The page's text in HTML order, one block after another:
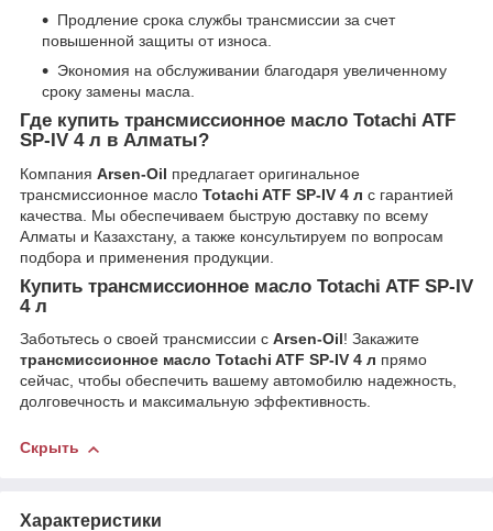
Продление срока службы трансмиссии за счет
повышенной защиты от износа.
Экономия на обслуживании благодаря увеличенному
сроку замены масла.
Где купить трансмиссионное масло Totachi ATF
SP-IV 4 л в Алматы?
Компания Arsen-Oil предлагает оригинальное
трансмиссионное масло Totachi ATF SP-IV 4 л с гарантией
качества. Мы обеспечиваем быструю доставку по всему
Алматы и Казахстану, а также консультируем по вопросам
подбора и применения продукции.
Купить трансмиссионное масло Totachi ATF SP-IV
4 л
Заботьтесь о своей трансмиссии с Arsen-Oil! Закажите
трансмиссионное масло Totachi ATF SP-IV 4 л прямо
сейчас, чтобы обеспечить вашему автомобилю надежность,
долговечность и максимальную эффективность.
Скрыть
Характеристики